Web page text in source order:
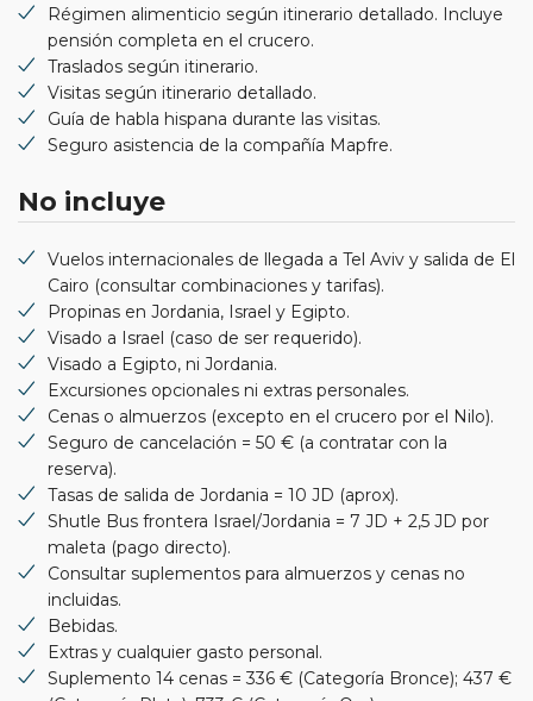
Régimen alimenticio según itinerario detallado. Incluye
pensión completa en el crucero.
Traslados según itinerario.
Visitas según itinerario detallado.
Guía de habla hispana durante las visitas.
Seguro asistencia de la compañía Mapfre.
No incluye
Vuelos internacionales de llegada a Tel Aviv y salida de El
Cairo (consultar combinaciones y tarifas).
Propinas en Jordania, Israel y Egipto.
Visado a Israel (caso de ser requerido).
Visado a Egipto, ni Jordania.
Excursiones opcionales ni extras personales.
Cenas o almuerzos (excepto en el crucero por el Nilo).
Seguro de cancelación = 50 € (a contratar con la
reserva).
Tasas de salida de Jordania = 10 JD (aprox).
Shutle Bus frontera Israel/Jordania = 7 JD + 2,5 JD por
maleta (pago directo).
Consultar suplementos para almuerzos y cenas no
incluidas.
Bebidas.
Extras y cualquier gasto personal.
Suplemento 14 cenas = 336 € (Categoría Bronce); 437 €